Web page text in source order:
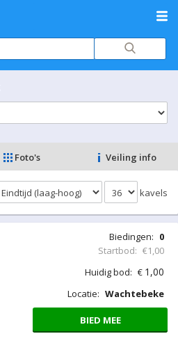
Foto's Veiling info
kavels
Biedingen: 0
Startbod: €1,00
Huidig bod: € 1,00
Locatie: Wachtebeke
BIED MEE